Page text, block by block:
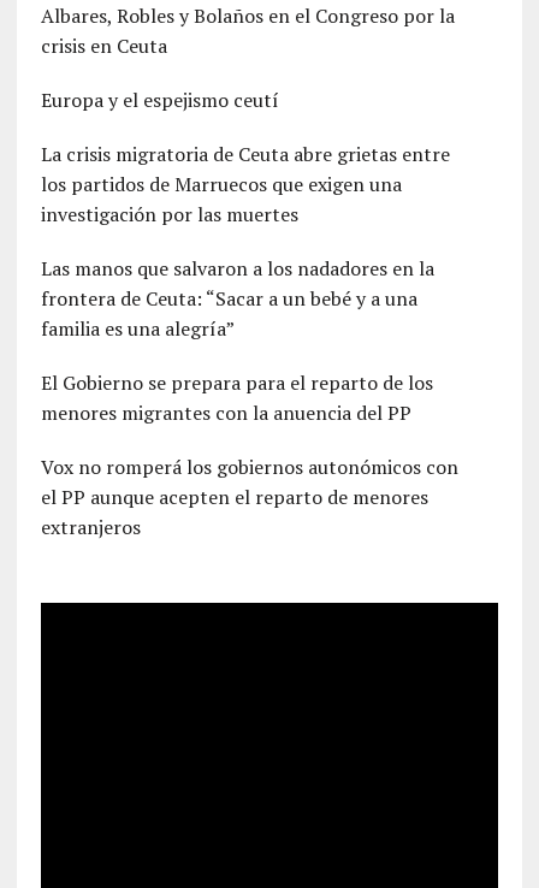
Albares, Robles y Bolaños en el Congreso por la
crisis en Ceuta
Europa y el espejismo ceutí
La crisis migratoria de Ceuta abre grietas entre
los partidos de Marruecos que exigen una
investigación por las muertes
Las manos que salvaron a los nadadores en la
frontera de Ceuta: “Sacar a un bebé y a una
familia es una alegría”
El Gobierno se prepara para el reparto de los
menores migrantes con la anuencia del PP
Vox no romperá los gobiernos autonómicos con
el PP aunque acepten el reparto de menores
extranjeros